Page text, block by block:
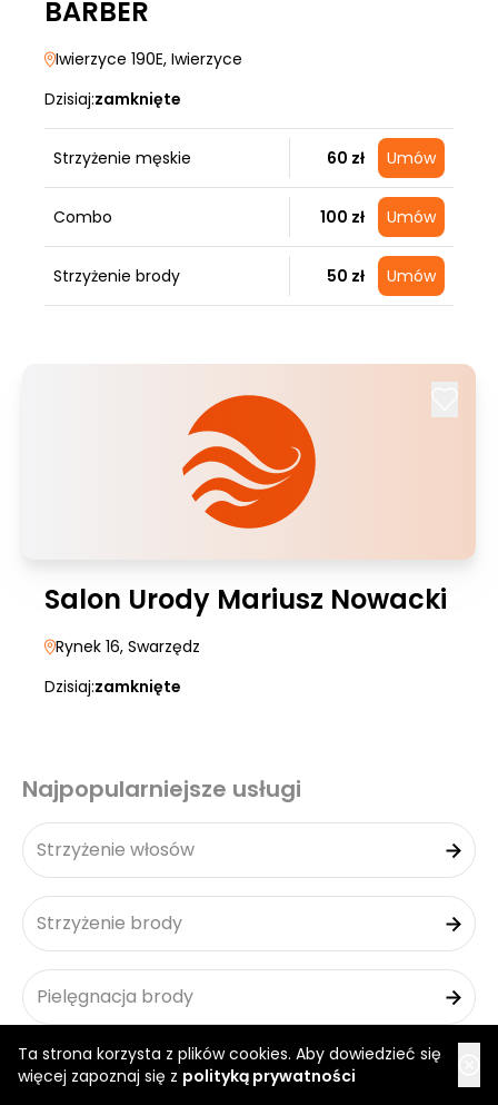
Ta strona korzysta z plików cookies. Aby dowiedzieć się
więcej zapoznaj się z polityką prywatności
BARBER
Iwierzyce 190E, Iwierzyce
Dzisiaj:zamknięte
Strzyżenie męskie 60 zł Umów
Combo 100 zł Umów
Strzyżenie brody 50 zł Umów
Salon Urody Mariusz Nowacki
Rynek 16, Swarzędz
Dzisiaj:zamknięte
Najpopularniejsze usługi
Strzyżenie włosów
Strzyżenie brody
Pielęgnacja brody
Depilacja uszu